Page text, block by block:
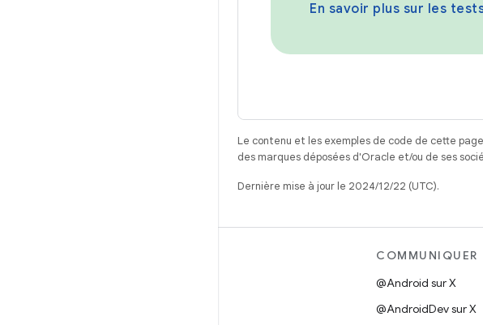
En savoir plus sur les tests
Le contenu et les exemples de code de cette
des marques déposées d'Oracle et/ou de ses
Dernière mise à jour le 2024/12/22 (UTC).
COMMUNIQUER
@Android sur X
@AndroidDev sur X